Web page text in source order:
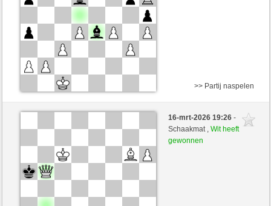
Zwart
Stockfish AI niveau 5
Wit
desperation007 (1774)
Speelduur: 5 minutes/side + 0 seconds/move
>> Partij naspelen
16-mrt-2026 19:26-
Schaakmat ,Wit heeft
gewonnen